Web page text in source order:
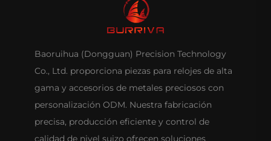
Baoruihua (Dongguan) Precision Technology
Co., Ltd. proporciona piezas para relojes de alta
gama y accesorios de metales preciosos con
personalización ODM. Nuestra fabricación
precisa, producción eficiente y control de
calidad de nivel suizo ofrecen soluciones